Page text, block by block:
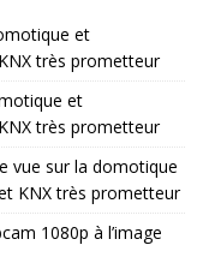
et
très prometteur
et
très prometteur
vue sur la domotique
KNX très prometteur
1080p à l’image